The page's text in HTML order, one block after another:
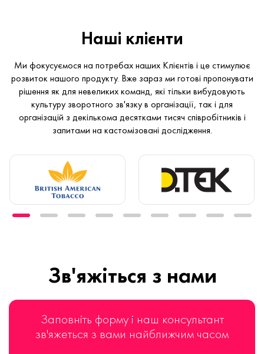
Наші клієнти
Ми фокусуємося на потребах наших Клієнтів і це стимулює
розвиток нашого продукту. Вже зараз ми готові пропонувати
рішення як для невеликих команд, які тільки вибудовують
культуру зворотного зв'язку в організації, так і для
організацій з декількома десятками тисяч співробітників і
запитами на кастомізовані дослідження.
Зв'яжіться з нами
Заповніть форму і наш консультант
зв'яжеться з вами найближчим часом